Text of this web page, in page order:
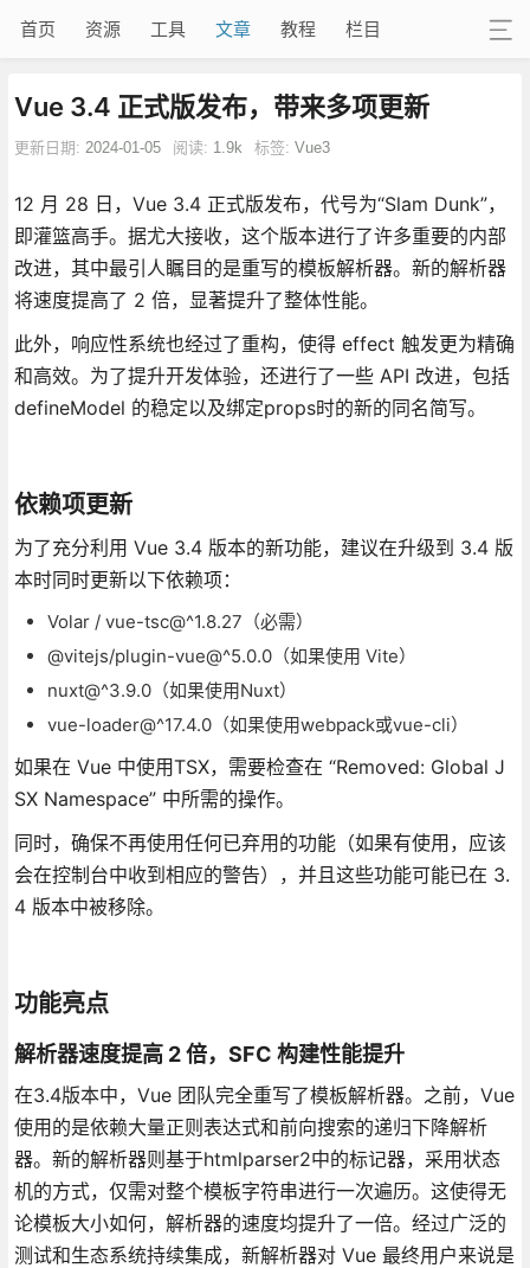
首页 资源 工具 文章 教程 栏目
Vue 3.4 正式版发布，带来多项更新
更新日期: 2024-01-05 阅读: 1.9k 标签: Vue3
12 月 28 日，Vue 3.4 正式版发布，代号为“Slam Dunk”，
即灌篮高手。据尤大接收，这个版本进行了许多重要的内部
改进，其中最引人瞩目的是重写的模板解析器。新的解析器
将速度提高了 2 倍，显著提升了整体性能。
此外，响应性系统也经过了重构，使得 effect 触发更为精确
和高效。为了提升开发体验，还进行了一些 API 改进，包括
defineModel 的稳定以及绑定props时的新的同名简写。
依赖项更新
为了充分利用 Vue 3.4 版本的新功能，建议在升级到 3.4 版
本时同时更新以下依赖项：
Volar / vue-tsc@^1.8.27（必需）
@vitejs/plugin-vue@^5.0.0（如果使用 Vite）
nuxt@^3.9.0（如果使用Nuxt）
vue-loader@^17.4.0（如果使用webpack或vue-cli）
如果在 Vue 中使用TSX，需要检查在 “Removed: Global J
SX Namespace” 中所需的操作。
同时，确保不再使用任何已弃用的功能（如果有使用，应该
会在控制台中收到相应的警告），并且这些功能可能已在 3.
4 版本中被移除。
功能亮点
解析器速度提高 2 倍，SFC 构建性能提升
在3.4版本中，Vue 团队完全重写了模板解析器。之前，Vue
使用的是依赖大量正则表达式和前向搜索的递归下降解析
器。新的解析器则基于htmlparser2中的标记器，采用状态
机的方式，仅需对整个模板字符串进行一次遍历。这使得无
论模板大小如何，解析器的速度均提升了一倍。经过广泛的
测试和生态系统持续集成，新解析器对 Vue 最终用户来说是